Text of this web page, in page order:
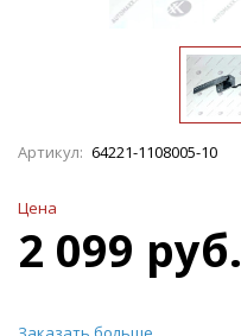
Артикул: 64221-1108005-10
Цена
2 099 руб.